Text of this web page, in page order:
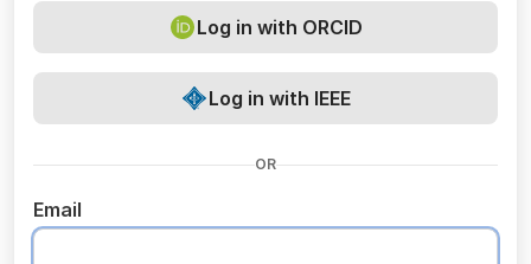
Log in with ORCID
Log in with IEEE
OR
Email